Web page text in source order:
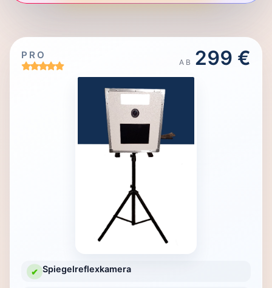
PRO
AB 299 €
✔ Spiegelreflexkamera